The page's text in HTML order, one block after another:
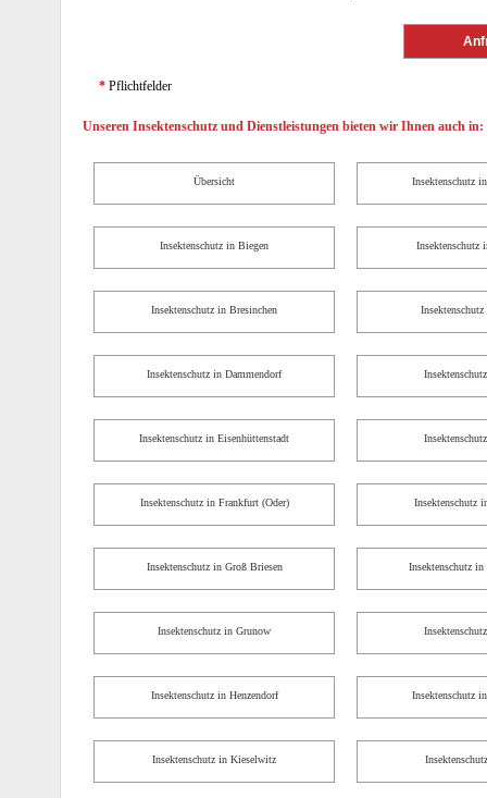
* Pflichtfelder
Unseren Insektenschutz und Dienstleistungen bieten wir Ihnen auch in:
Übersicht Insektenschutz
Insektenschutz in Biegen Insektenschutz
Insektenschutz in Bresinchen
Insektenschutz in Dammendorf
Insektenschutz in Eisenhüttenstadt
Insektenschutz in Frankfurt (Oder) Insektenschutz
Insektenschutz in Groß Briesen Insektenschutz
Insektenschutz in Grunow
Insektenschutz in Henzendorf Insektenschutz
Insektenschutz in Kieselwitz